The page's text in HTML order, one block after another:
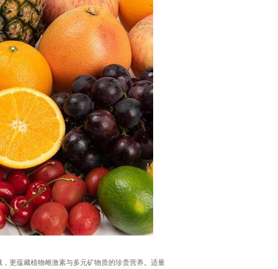
更蕴藏植物雌激素与多元矿物质的珍贵营养。适量